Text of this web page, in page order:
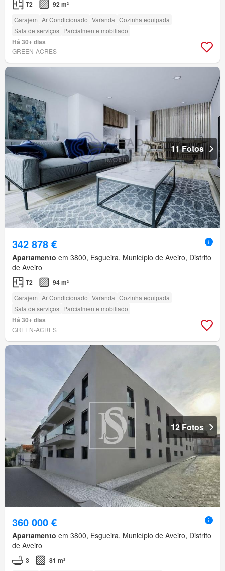
T2 92 m²
Garajem Ar Condicionado Varanda Cozinha equipada
Sala de serviços Parcialmente mobiliado
Há 30+ dias
GREEN-ACRES
11 Fotos
342 878 €
Apartamento em 3800, Esgueira, Município de Aveiro, Distrito
de Aveiro
T2 94 m²
Garajem Ar Condicionado Varanda Cozinha equipada
Sala de serviços Parcialmente mobiliado
Há 30+ dias
GREEN-ACRES
12 Fotos
360 000 €
Apartamento em 3800, Esgueira, Município de Aveiro, Distrito
de Aveiro
3 81 m²